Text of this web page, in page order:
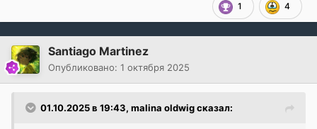
1 4
Santiago Martinez
Опубликовано: 1 октября 2025
01.10.2025 в 19:43, malina oldwigсказал: